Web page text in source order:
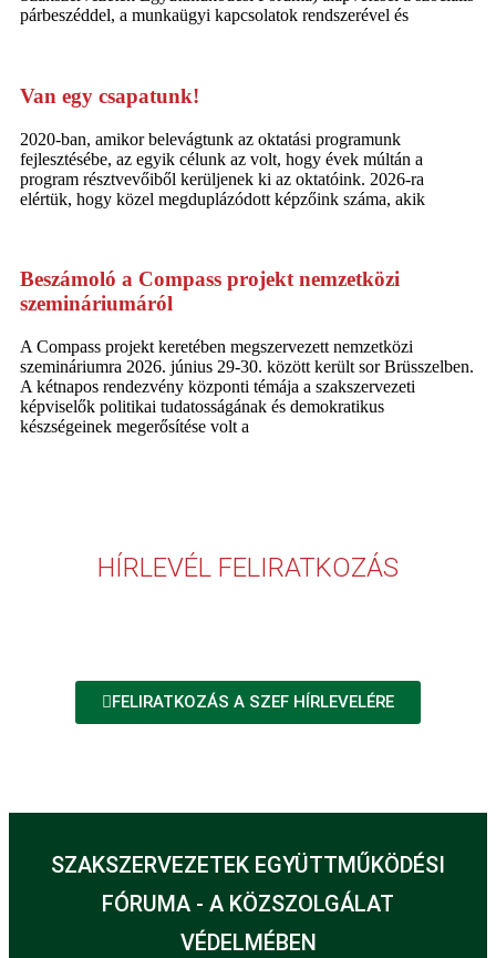
párbeszéddel, a munkaügyi kapcsolatok rendszerével és
Van egy csapatunk!
2020-ban, amikor belevágtunk az oktatási programunk
fejlesztésébe, az egyik célunk az volt, hogy évek múltán a
program résztvevőiből kerüljenek ki az oktatóink. 2026-ra
elértük, hogy közel megduplázódott képzőink száma, akik
Beszámoló a Compass projekt nemzetközi
szemináriumáról
A Compass projekt keretében megszervezett nemzetközi
szemináriumra 2026. június 29-30. között került sor Brüsszelben.
A kétnapos rendezvény központi témája a szakszervezeti
képviselők politikai tudatosságának és demokratikus
készségeinek megerősítése volt a
HÍRLEVÉL FELIRATKOZÁS
FELIRATKOZÁS A SZEF HÍRLEVELÉRE
SZAKSZERVEZETEK EGYÜTTMŰKÖDÉSI
FÓRUMA - A KÖZSZOLGÁLAT
VÉDELMÉBEN